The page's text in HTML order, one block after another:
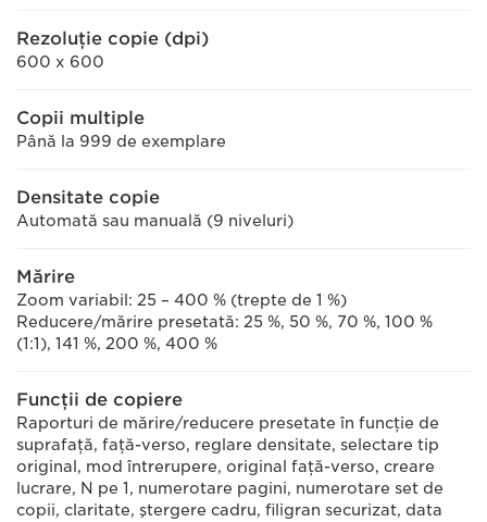
Rezoluţie copie (dpi)
600 x 600
Copii multiple
Până la 999 de exemplare
Densitate copie
Automată sau manuală (9 niveluri)
Mărire
Zoom variabil: 25 – 400 % (trepte de 1 %)
Reducere/mărire presetată: 25 %, 50 %, 70 %, 100 %
(1:1), 141 %, 200 %, 400 %
Funcţii de copiere
Raporturi de mărire/reducere presetate în funcţie de
suprafaţă, faţă-verso, reglare densitate, selectare tip
original, mod întrerupere, original faţă-verso, creare
lucrare, N pe 1, numerotare pagini, numerotare set de
copii, claritate, ştergere cadru, filigran securizat, data